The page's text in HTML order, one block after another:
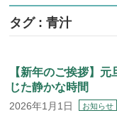
タグ : 青汁
【新年のご挨拶】
じた静かな時間
2026年1月1日 お知らせ